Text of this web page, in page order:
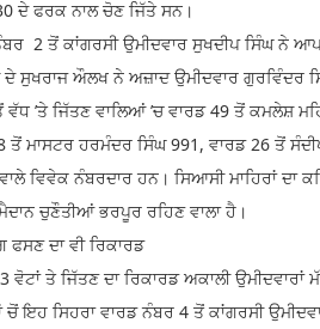
ਦੇ ਫਰਕ ਨਾਲ ਚੋਣ ਜਿੱਤੇ ਸਨ।
ਉਮੀਦਵਾਰ ਸੁਖਦੀਪ ਸਿੰਘ ਨੇ ਆਪ
ਸੁਖਰਾਜ ਔਲਖ ਨੇ ਅਜ਼ਾਦ ਉਮੀਦਵਾਰ ਗੁਰਵਿੰਦਰ
’ਤੇ ਜਿੱਤਣ ਵਾਲਿਆਂ ’ਚ ਵਾਰਡ 49 ਤੋਂ ਕਮਲੇਸ਼
ਤੋਂ ਮਾਸਟਰ ਹਰਮੰਦਰ ਸਿੰਘ 991, ਵਾਰਡ 26 ਤੋਂ
ਵਾਲੇ ਵਿਵੇਕ ਨੰਬਰਦਾਰ ਹਨ। ਸਿਆਸੀ ਮਾਹਿਰਾਂ
ਚੁਣੌਤੀਆਂ ਭਰਪੂਰ ਰਹਿਣ ਵਾਲਾ ਹੈ।
ਵੀ ਰਿਕਾਰਡ
ਤੇ ਜਿੱਤਣ ਦਾ ਰਿਕਾਰਡ ਅਕਾਲੀ
ਚੋਂ ਇਹ ਸਿਹਰਾ ਵਾਰਡ ਨੰਬਰ 4 ਤੋਂ ਕਾਂਗਰਸੀ